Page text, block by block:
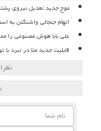
موج جدید تعدیل نیروی
اتهام جنجالی واشنگتن به
علی بابا هوش مصنوعی را
قابلیت جدید متا در نبرد با